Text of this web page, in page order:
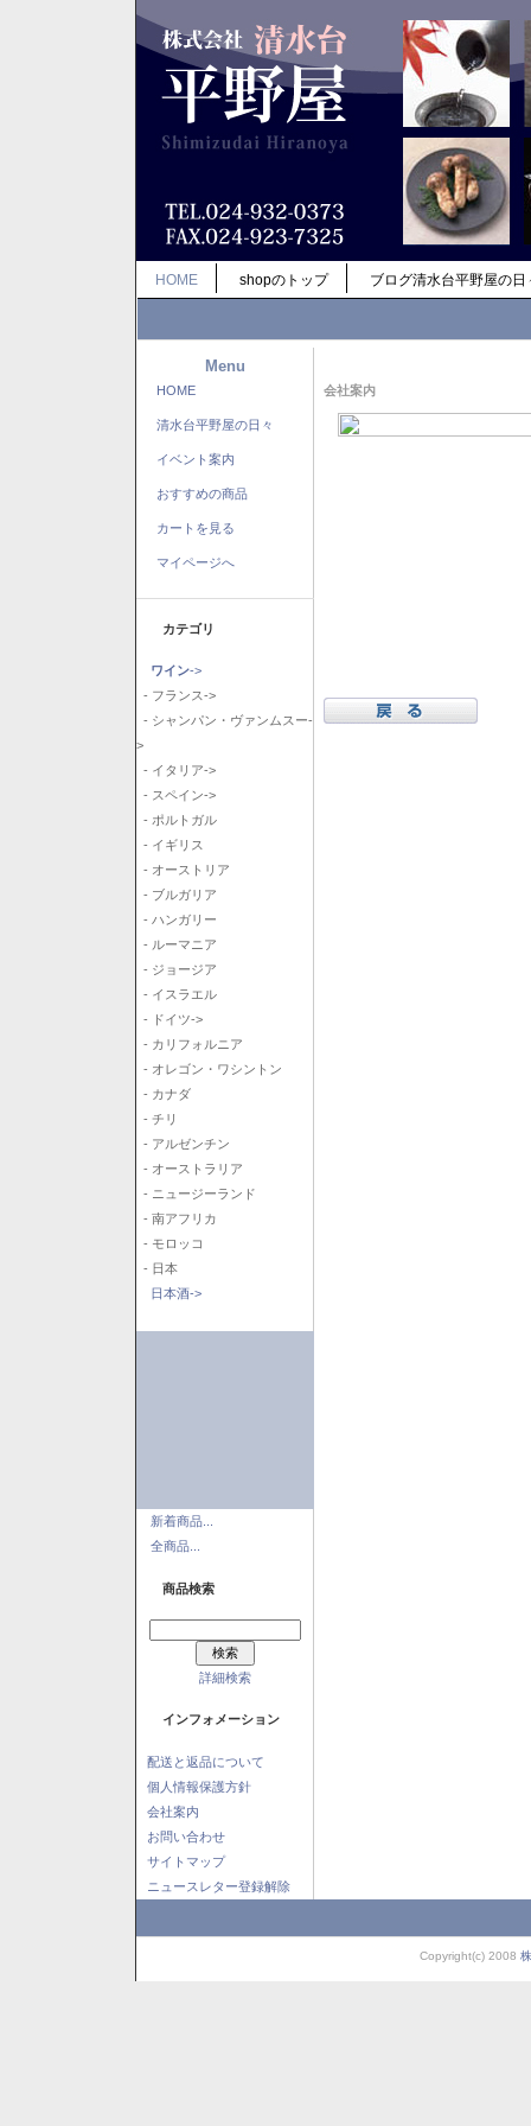
HOME shopのトップ ブログ清水台平野屋の日
Menu
HOME
清水台平野屋の日々
イベント案内
おすすめの商品
カートを見る
マイページへ
カテゴリ
ワイン->
- フランス->
- シャンパン・ヴァンムスー-
>
- イタリア->
- スペイン->
- ポルトガル
- イギリス
- オーストリア
- ブルガリア
- ハンガリー
- ルーマニア
- ジョージア
- イスラエル
- ドイツ->
- カリフォルニア
- オレゴン・ワシントン
- カナダ
- チリ
- アルゼンチン
- オーストラリア
- ニュージーランド
- 南アフリカ
- モロッコ
- 日本
日本酒->
新着商品...
全商品...
商品検索
詳細検索
インフォメーション
配送と返品について
個人情報保護方針
会社案内
お問い合わせ
サイトマップ
ニュースレター登録解除
会社案内
Copyright(c) 2008